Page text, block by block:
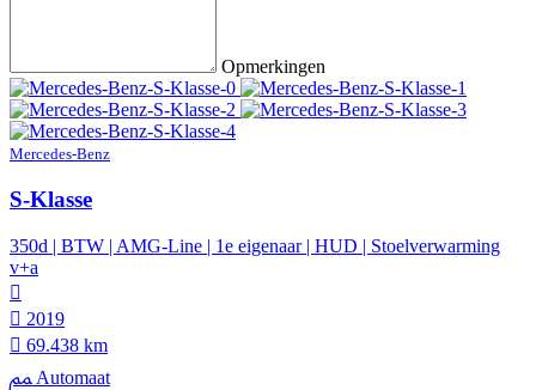
Opmerkingen
Mercedes-Benz
S-Klasse
350d | BTW | AMG-Line | 1e eigenaar | HUD | Stoelverwarming
v+a
2019
69.438 km
Automaat